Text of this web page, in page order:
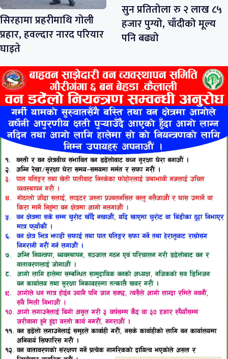
सिरहामा प्रहरीमाथि गोली
प्रहार, हवल्दार नारद परियार
घाइते
सुन प्रतितोला रु २ लाख ८५
हजार पुग्यो, चाँदीको मूल्य
पनि बढ्यो